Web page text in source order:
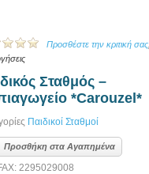
Προσθέστε την κριτική σας
Σταθμός –
*Carouzel*
Παιδικοί Σταθμοί
Προσθήκη στα Αγαπημένα
2295029008